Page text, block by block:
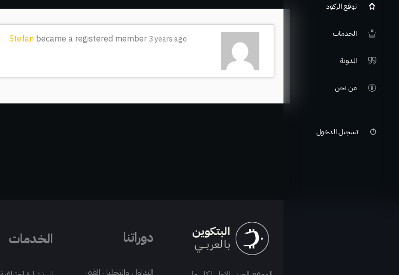
توقع الركود
الخدمات
المدونة
من نحن
تسجيل الدخول
Stefanbecame a registered member 3 years ago
دوراتنا
التداول والتحليل الفني
الخدمات